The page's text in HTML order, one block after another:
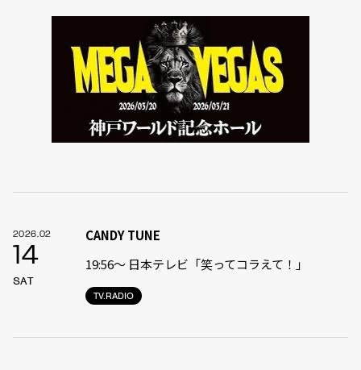
2026.02
14
SAT
TV.RADIO
CANDY TUNE
19:56〜 日本テレビ「笑ってコラえて！」